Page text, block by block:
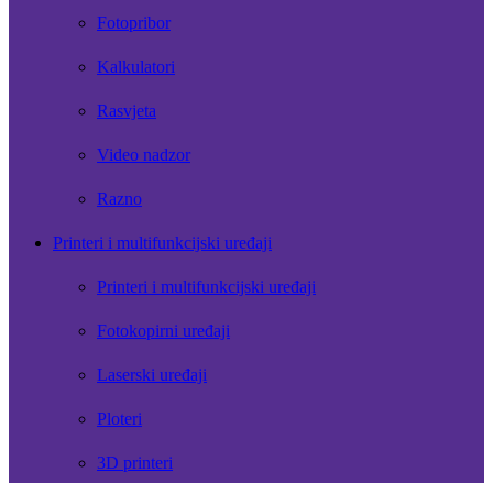
Fotopribor
Kalkulatori
Rasvjeta
Video nadzor
Razno
Printeri i multifunkcijski uređaji
Printeri i multifunkcijski uređaji
Fotokopirni uređaji
Laserski uređaji
Ploteri
3D printeri